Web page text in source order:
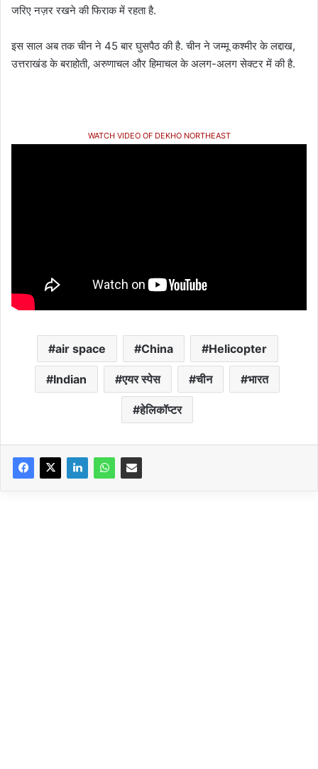
जरिए नज़र रखने की फिराक में रहता है.
इस साल अब तक चीन ने 45 बार घुसपैठ की है. चीन ने जम्मू कश्मीर के लद्दाख,
उत्तराखंड के बराहोती, अरुणाचल और हिमाचल के अलग-अलग सेक्टर में की है.
WATCH VIDEO OF DEKHO NORTHEAST
air space China Helicopter
Indian एयर स्पेस चीन भारत
हेलिकॉप्टर